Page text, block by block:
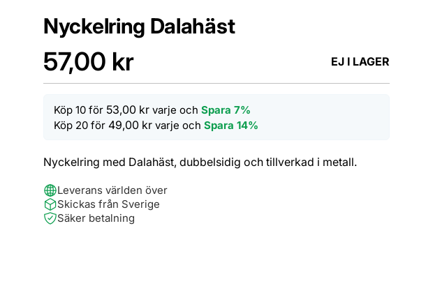
Nyckelring Dalahäst
57,00 kr EJ I LAGER
Köp 10 för 53,00 kr varje och Spara 7%
Köp 20 för 49,00 kr varje och Spara 14%
Nyckelring med Dalahäst, dubbelsidig och tillverkad i metall.
Leverans världen över
Skickas från Sverige
Säker betalning